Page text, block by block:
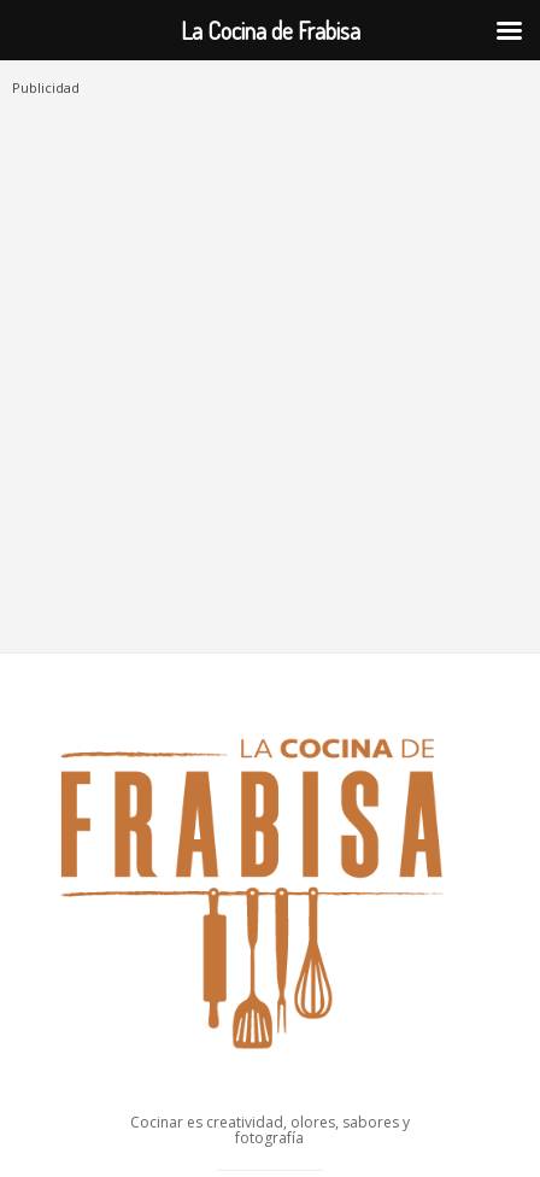
Publicidad
Cocinar es creatividad, olores, sabores y
fotografía
La Cocina de Frabisa